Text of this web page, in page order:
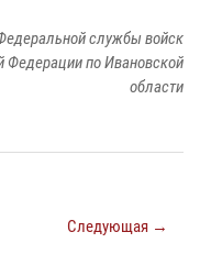
службы войск
Федерации по Ивановской
области
Следующая →